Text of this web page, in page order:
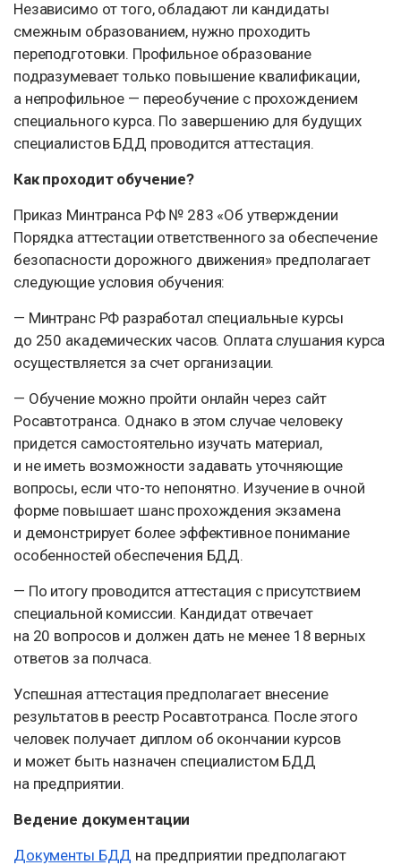
Независимо от того, обладают ли кандидаты
смежным образованием, нужно проходить
переподготовки. Профильное образование
подразумевает только повышение квалификации,
а непрофильное — переобучение с прохождением
специального курса. По завершению для будущих
специалистов БДД проводится аттестация.
Как проходит обучение?
Приказ Минтранса РФ № 283 «Об утверждении
Порядка аттестации ответственного за обеспечение
безопасности дорожного движения» предполагает
следующие условия обучения:
— Минтранс РФ разработал специальные курсы
до 250 академических часов. Оплата слушания курса
осуществляется за счет организации.
— Обучение можно пройти онлайн через сайт
Росавтотранса. Однако в этом случае человеку
придется самостоятельно изучать материал,
и не иметь возможности задавать уточняющие
вопросы, если что-то непонятно. Изучение в очной
форме повышает шанс прохождения экзамена
и демонстрирует более эффективное понимание
особенностей обеспечения БДД.
— По итогу проводится аттестация с присутствием
специальной комиссии. Кандидат отвечает
на 20 вопросов и должен дать не менее 18 верных
ответов за полчаса.
Успешная аттестация предполагает внесение
результатов в реестр Росавтотранса. После этого
человек получает диплом об окончании курсов
и может быть назначен специалистом БДД
на предприятии.
Ведение документации
Документы БДД на предприятии предполагают